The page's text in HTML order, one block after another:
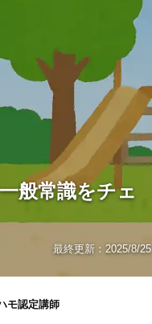
般常識をチェ
最終更新： 2025/8/25
モ認定講師